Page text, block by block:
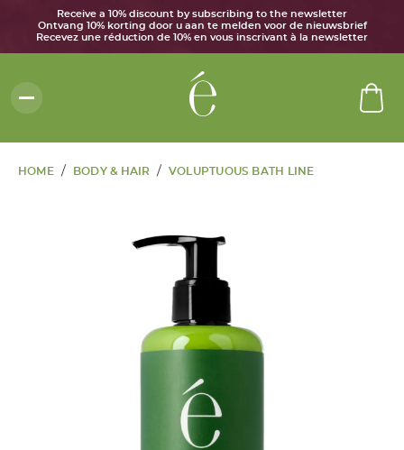
Receive a 10% discount by subscribing to the newsletter
Ontvang 10% korting door u aan te melden voor de nieuwsbrief
Recevez une réduction de 10% en vous inscrivant à la newsletter
HOME / BODY & HAIR / VOLUPTUOUS BATH LINE